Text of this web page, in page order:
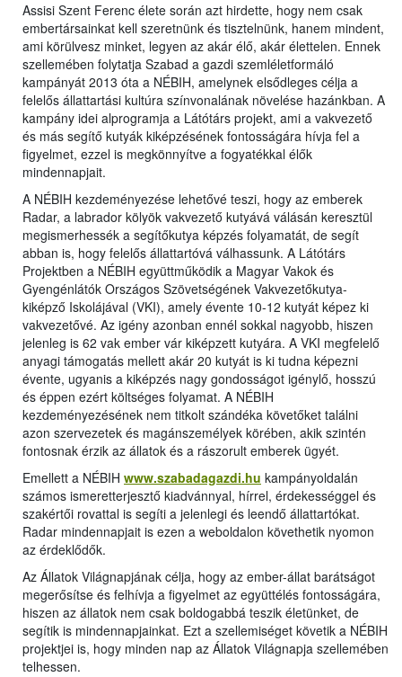
Assisi Szent Ferenc élete során azt hirdette, hogy nem csak
embertársainkat kell szeretnünk és tisztelnünk, hanem mindent,
ami körülvesz minket, legyen az akár élő, akár élettelen. Ennek
szellemében folytatja Szabad a gazdi szemléletformáló
kampányát 2013 óta a NÉBIH, amelynek elsődleges célja a
felelős állattartási kultúra színvonalának növelése hazánkban. A
kampány idei alprogramja a Látótárs projekt, ami a vakvezető
és más segítő kutyák kiképzésének fontosságára hívja fel a
figyelmet, ezzel is megkönnyítve a fogyatékkal élők
mindennapjait.
A NÉBIH kezdeményezése lehetővé teszi, hogy az emberek
Radar, a labrador kölyök vakvezető kutyává válásán keresztül
megismerhessék a segítőkutya képzés folyamatát, de segít
abban is, hogy felelős állattartóvá válhassunk. A Látótárs
Projektben a NÉBIH együttműködik a Magyar Vakok és
Gyengénlátók Országos Szövetségének Vakvezetőkutya-
kiképző Iskolájával (VKI), amely évente 10-12 kutyát képez ki
vakvezetővé. Az igény azonban ennél sokkal nagyobb, hiszen
jelenleg is 62 vak ember vár kiképzett kutyára. A VKI megfelelő
anyagi támogatás mellett akár 20 kutyát is ki tudna képezni
évente, ugyanis a kiképzés nagy gondosságot igénylő, hosszú
és éppen ezért költséges folyamat. A NÉBIH
kezdeményezésének nem titkolt szándéka követőket találni
azon szervezetek és magánszemélyek körében, akik szintén
fontosnak érzik az állatok és a rászorult emberek ügyét.
Emellett a NÉBIH www.szabadagazdi.hu kampányoldalán
számos ismeretterjesztő kiadvánnyal, hírrel, érdekességgel és
szakértői rovattal is segíti a jelenlegi és leendő állattartókat.
Radar mindennapjait is ezen a weboldalon követhetik nyomon
az érdeklődők.
Az Állatok Világnapjának célja, hogy az ember-állat barátságot
megerősítse és felhívja a figyelmet az együttélés fontosságára,
hiszen az állatok nem csak boldogabbá teszik életünket, de
segítik is mindennapjainkat. Ezt a szellemiséget követik a NÉBIH
projektjei is, hogy minden nap az Állatok Világnapja szellemében
telhessen.